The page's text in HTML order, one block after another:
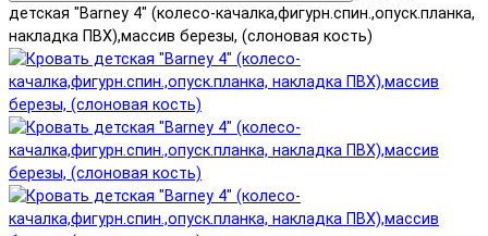
детская "Barney 4" (колесо-качалка,фигурн.спин.,опуск.планка,
накладка ПВХ),массив березы, (слоновая кость)